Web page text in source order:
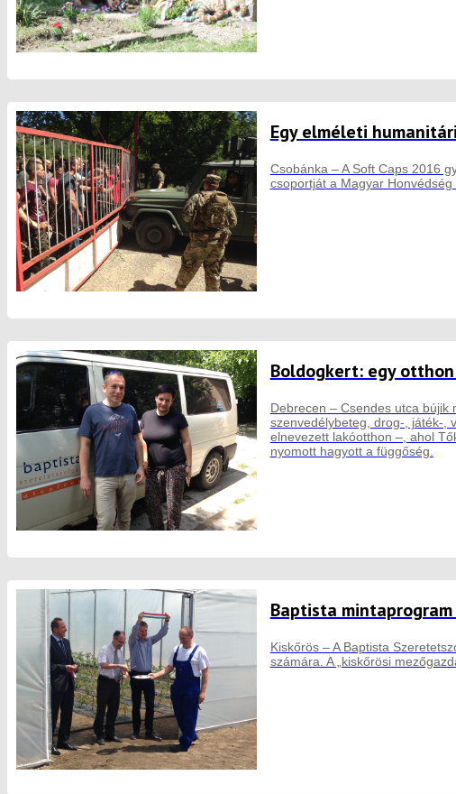
Egy elméleti
Csobánka – A Soft Caps 2016
csoportját a Magyar
Boldogkert: egy
Debrecen – Csendes utca bújik
szenvedélybeteg, drog-, játék-,
elnevezett lakóotthon –, ahol
nyomott hagyott a függőség.
Baptista
Kiskőrös – A Baptista
számára. A „kiskőrösi